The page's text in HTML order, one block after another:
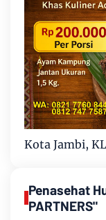
Kota Jambi,
Penasehat
PARTNERS"